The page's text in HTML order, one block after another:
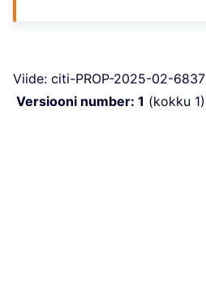
Viide: citi-PROP-2025-02-6837
Versiooni number: 1 (kokku 1)